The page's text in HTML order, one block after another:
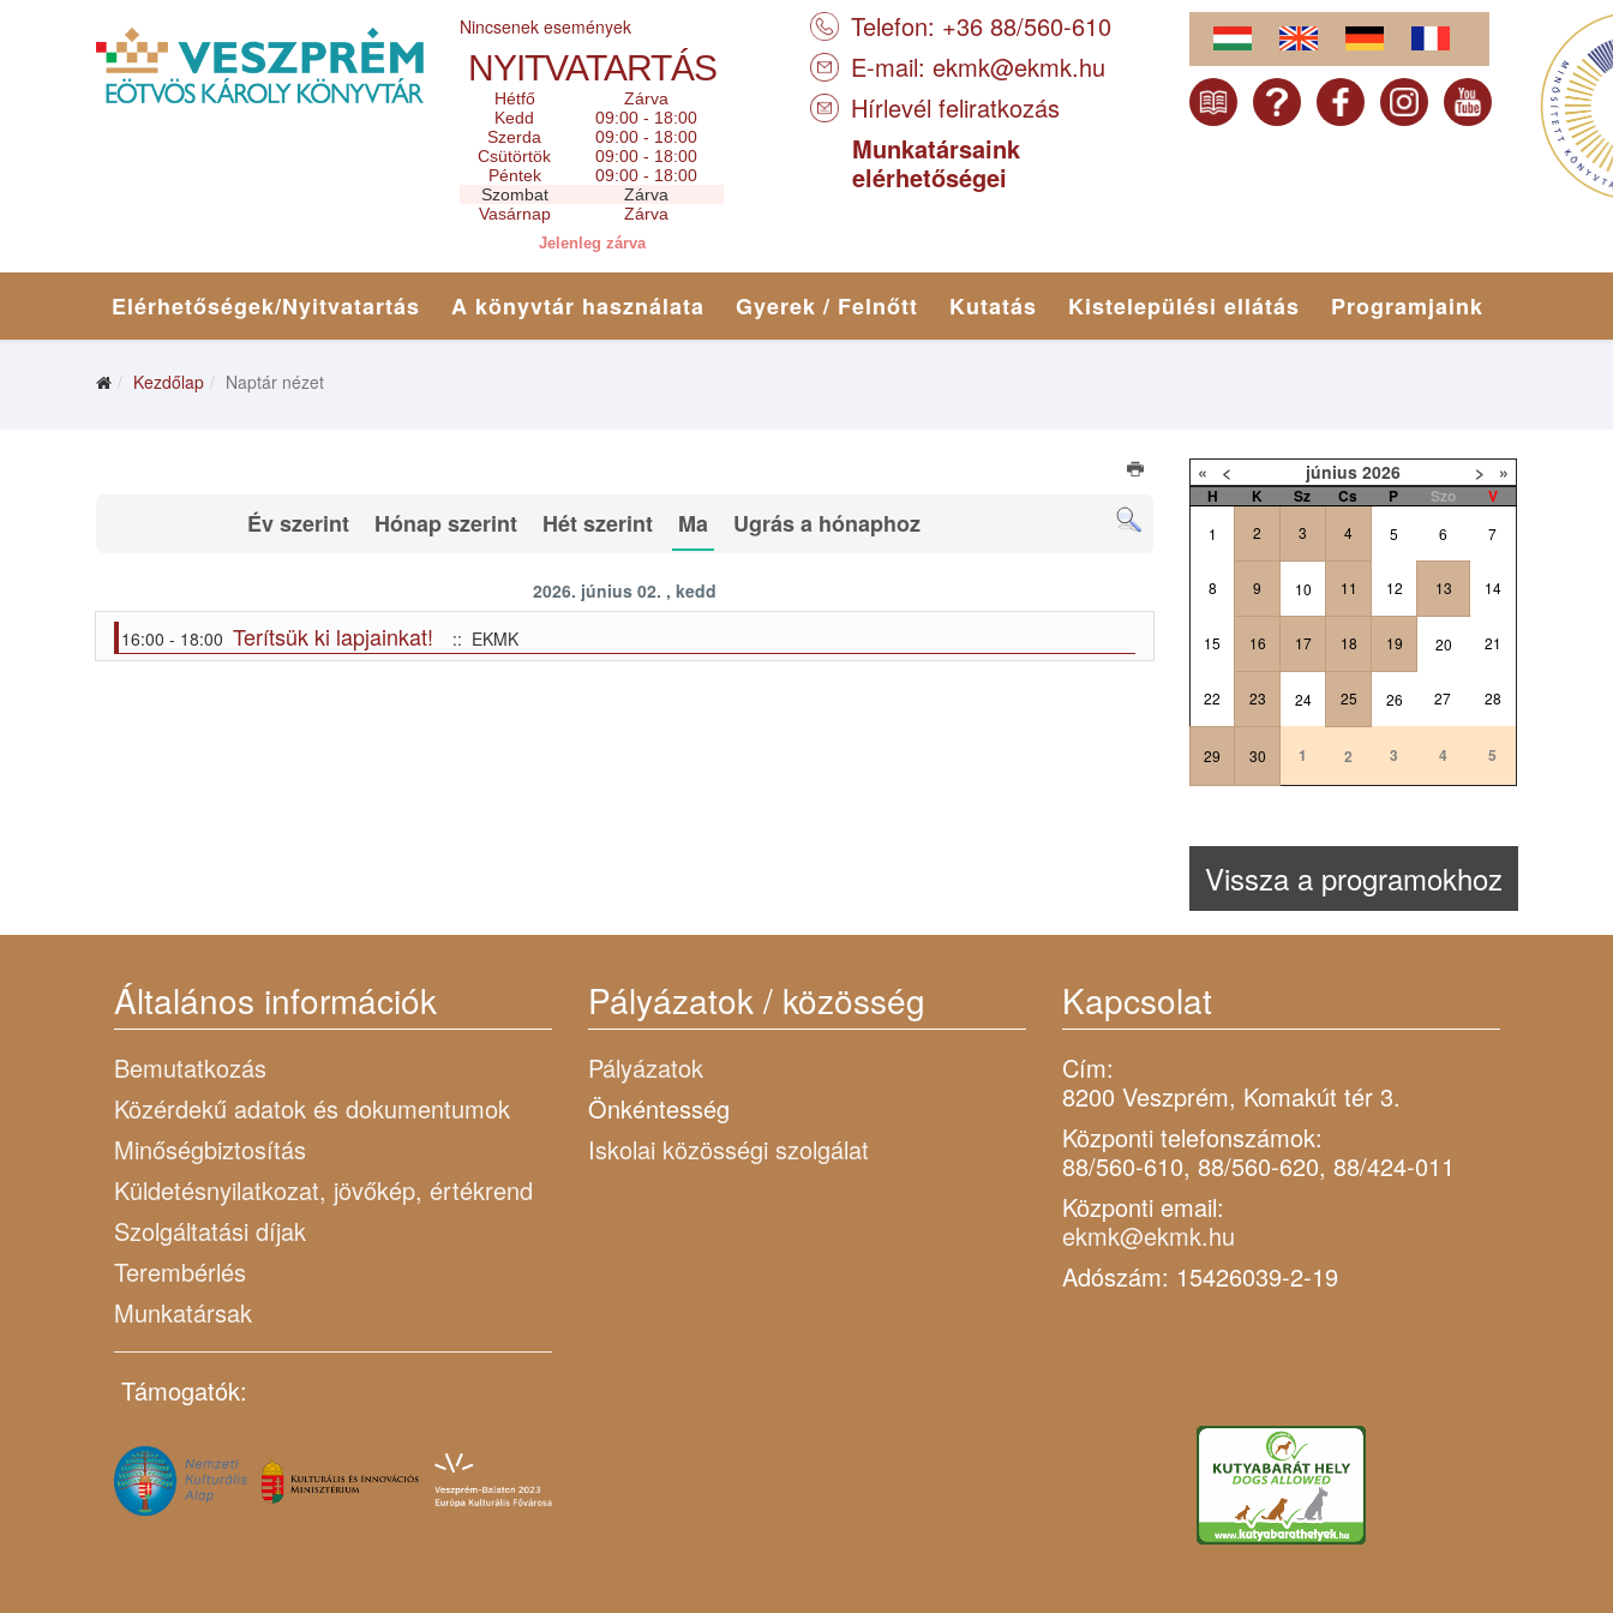
Nincsenek események
NYITVATARTÁS
Hétfő
Zárva
Kedd
09:00 - 18:00
Szerda
09:00 - 18:00
Csütörtök
09:00 - 18:00
Péntek
09:00 - 18:00
Szombat
Zárva
Vasárnap
Zárva
Jelenleg zárva
Telefon: +36 88/560-610
E-mail: ekmk@ekmk.hu
Hírlevél feliratkozás
Munkatársaink
elérhetőségei
Elérhetőségek/Nyitvatartás A könyvtár használata Gyerek / Felnőtt Kutatás Kistelepülési ellátás Programjaink
Kezdőlap Naptár nézet
Év szerint Hónap szerint Hét szerint Ma Ugrás a hónaphoz
2026. június 02. , kedd
16:00 - 18:00 Terítsük ki lapjainkat! :: EKMK
« < június 2026 > »
H K Sz Cs P Szo V
1 2 3 4 5 6 7
8 9 10 11 12 13 14
15 16 17 18 19 20 21
22 23 24 25 26 27 28
29 30 1 2 3 4 5
Vissza a programokhoz
Általános információk
Bemutatkozás
Közérdekű adatok és dokumentumok
Minőségbiztosítás
Küldetésnyilatkozat, jövőkép, értékrend
Szolgáltatási díjak
Terembérlés
Munkatársak
Támogatók:
Pályázatok / közösség
Pályázatok
Önkéntesség
Iskolai közösségi szolgálat
Kapcsolat
Cím:
8200 Veszprém, Komakút tér 3.
Központi telefonszámok:
88/560-610, 88/560-620, 88/424-011
Központi email:
ekmk@ekmk.hu
Adószám: 15426039-2-19